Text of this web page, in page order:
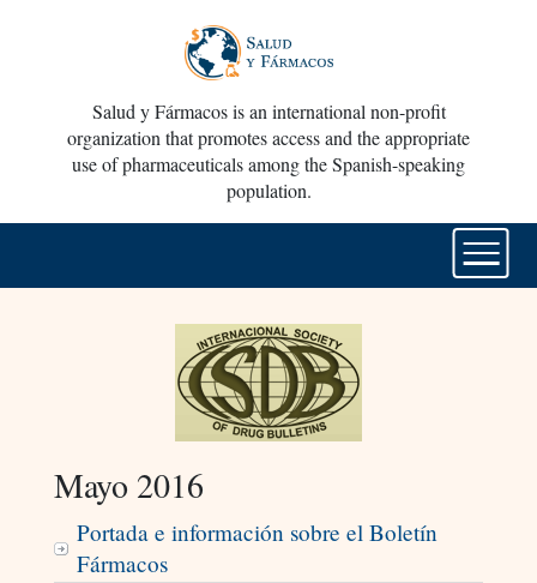
Salud y Fármacos is an international non-profit
organization that promotes access and the appropriate
use of pharmaceuticals among the Spanish-speaking
population.
Mayo 2016
Portada e información sobre el Boletín
Fármacos